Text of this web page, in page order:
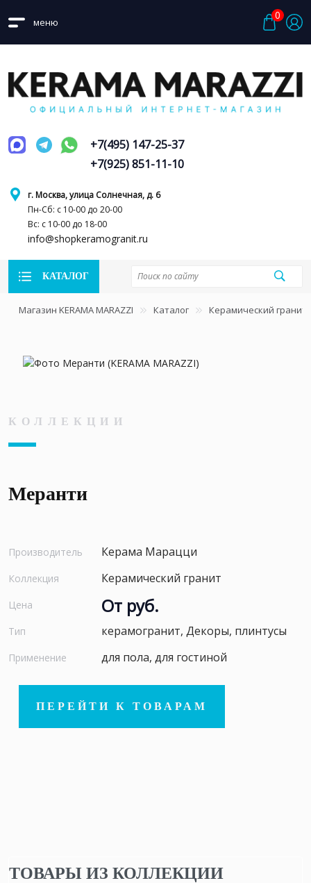
меню
0
г. Москва, улица Солнечная, д. 6
Пн-Сб: с 10-00 до 20-00
Вс: с 10-00 до 18-00
info@shopkeramogranit.ru
+7(495) 147-25-37
+7(925) 851-11-10
КАТАЛОГ
Магазин KERAMA MARAZZI Каталог Керамический гранит
КОЛЛЕКЦИИ
Меранти
Производитель Керама Марацци
Коллекция Керамический гранит
Цена От руб.
Тип керамогранит, Декоры, плинтусы
Применение для пола, для гостиной
ПЕРЕЙТИ К ТОВАРАМ
ТОВАРЫ ИЗ КОЛЛЕКЦИИ